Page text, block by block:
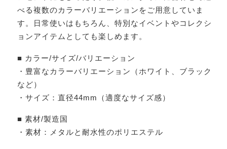
べる複数のカラーバリエーションをご用意していま
す。日常使いはもちろん、特別なイベントやコレクシ
ョンアイテムとしても楽しめます。
■ カラー/サイズ/バリエーション
・豊富なカラーバリエーション（ホワイト、ブラック
など）
・サイズ：直径44mm（適度なサイズ感）
■ 素材/製造国
・素材：メタルと耐水性のポリエステル